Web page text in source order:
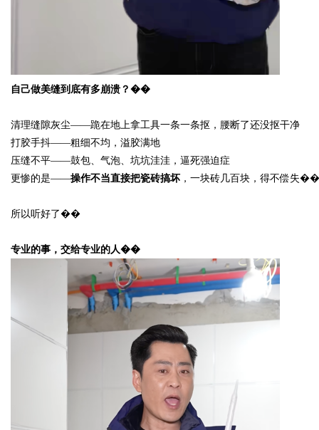
自己做美缝到底有多崩溃？��
清理缝隙灰尘——跪在地上拿工具一条一条抠，腰断了还没抠干净
打胶手抖——粗细不均，溢胶满地
压缝不平——鼓包、气泡、坑坑洼洼，逼死强迫症
更惨的是——操作不当直接把瓷砖搞坏 ，一块砖几百块，得不偿失��
所以听好了��
专业的事，交给专业的人��